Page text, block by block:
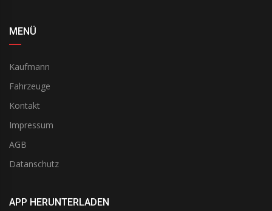
MENÜ
Kaufmann
Fahrzeuge
Kontakt
Impressum
AGB
Datanschutz
APP HERUNTERLADEN